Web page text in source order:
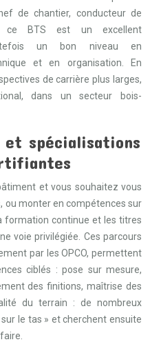
de chantier, conducteur de
ce BTS est un excellent
un bon niveau en
et en organisation. En
de carrière plus larges,
dans un secteur bois-
spécialisations
et vous souhaitez vous
ou monter en compétences sur
formation continue et les titres
voie privilégiée. Ces parcours
par les OPCO, permettent
ciblés : pose sur mesure,
des finitions, maîtrise des
du terrain : de nombreux
le tas » et cherchent ensuite